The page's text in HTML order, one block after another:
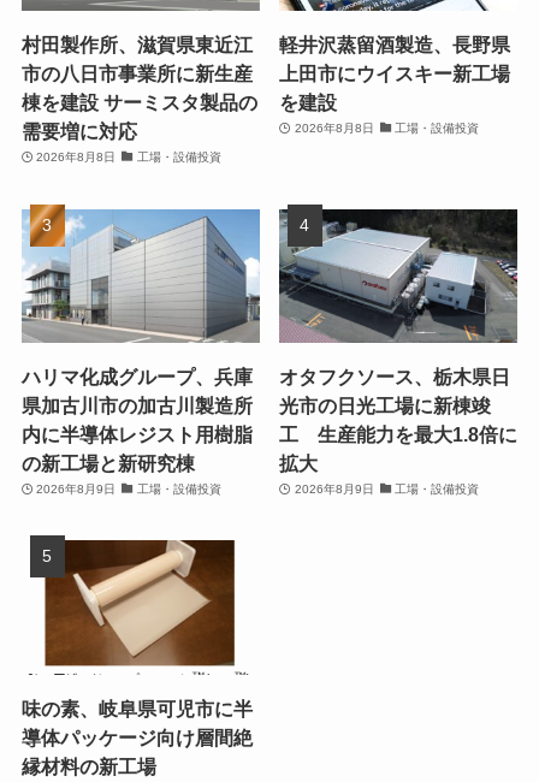
村田製作所、滋賀県東近江
市の八日市事業所に新生産
棟を建設 サーミスタ製品の
需要増に対応
2026年8月8日 工場・設備投資
軽井沢蒸留酒製造、長野県
上田市にウイスキー新工場
を建設
2026年8月8日 工場・設備投資
ハリマ化成グループ、兵庫
県加古川市の加古川製造所
内に半導体レジスト用樹脂
の新工場と新研究棟
2026年8月9日 工場・設備投資
オタフクソース、栃木県日
光市の日光工場に新棟竣
工 生産能力を最大1.8倍に
拡大
2026年8月9日 工場・設備投資
味の素、岐阜県可児市に半
導体パッケージ向け層間絶
縁材料の新工場